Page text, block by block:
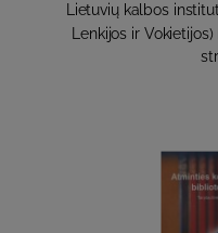
Lietuvių kalbos
Lenkijos ir